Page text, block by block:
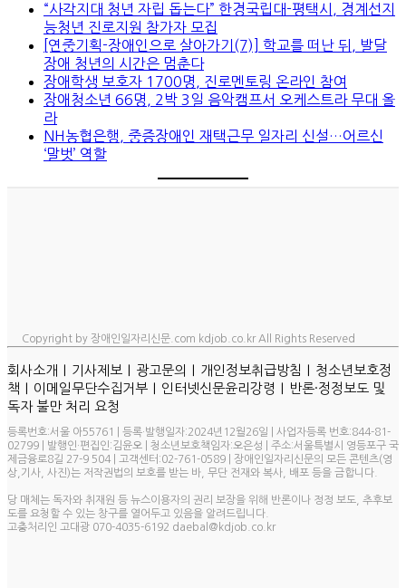
“사각지대 청년 자립 돕는다” 한경국립대-평택시, 경계선지
능청년 진로지원 참가자 모집
[연중기획-장애인으로 살아가기(7)] 학교를 떠난 뒤, 발달
장애 청년의 시간은 멈춘다
장애학생 보호자 1700명, 진로멘토링 온라인 참여
장애청소년 66명, 2박 3일 음악캠프서 오케스트라 무대 올
라
NH농협은행, 중증장애인 재택근무 일자리 신설…어르신
‘말벗’ 역할
Copyright by 장애인일자리신문.com kdjob.co.kr All Rights Reserved
회사소개 ㅣ 기사제보 ㅣ 광고문의 ㅣ 개인정보취급방침 ㅣ 청소년보호정
책 ㅣ 이메일무단수집거부 ㅣ 인터넷신문윤리강령 ㅣ 반론·정정보도 및
독자 불만 처리 요청
등록번호:서울 아55761 | 등록·발행일자:2024년12월26일 | 사업자등록 번호:844-81-
02799 | 발행인·편집인:김윤오 | 청소년보호책임자:오은성 | 주소:서울특별시 영등포구 국
제금융로8길 27-9 504 | 고객센터:02-761-0589 | 장애인일자리신문의 모든 콘텐츠(영
상,기사, 사진)는 저작권법의 보호를 받는 바, 무단 전재와 복사, 배포 등을 금합니다.
당 매체는 독자와 취재원 등 뉴스이용자의 권리 보장을 위해 반론이나 정정 보도, 추후보
도를 요청할 수 있는 창구를 열어두고 있음을 알려드립니다.
고충처리인 고대광 070-4035-6192 daebal@kdjob.co.kr